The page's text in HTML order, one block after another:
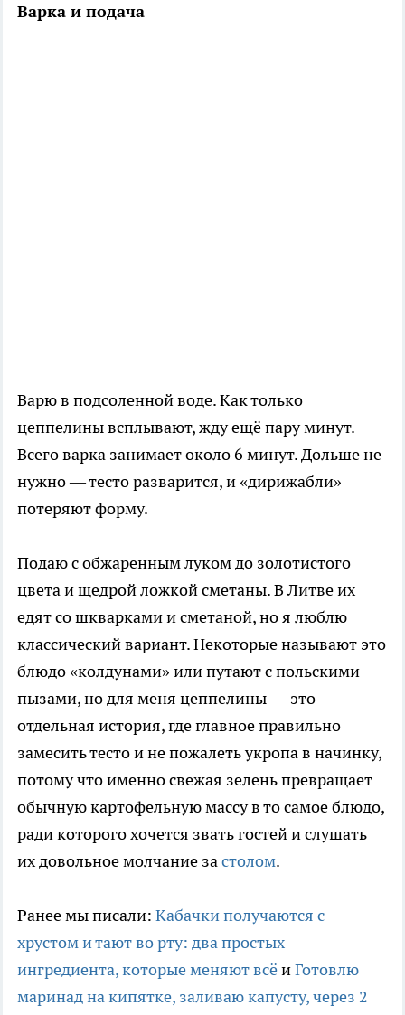
Варка и подача
Варю в подсоленной воде. Как только
цеппелины всплывают, жду ещё пару минут.
Всего варка занимает около 6 минут. Дольше не
нужно — тесто разварится, и «дирижабли»
потеряют форму.
Подаю с обжаренным луком до золотистого
цвета и щедрой ложкой сметаны. В Литве их
едят со шкварками и сметаной, но я люблю
классический вариант. Некоторые называют это
блюдо «колдунами» или путают с польскими
пызами, но для меня цеппелины — это
отдельная история, где главное правильно
замесить тесто и не пожалеть укропа в начинку,
потому что именно свежая зелень превращает
обычную картофельную массу в то самое блюдо,
ради которого хочется звать гостей и слушать
их довольное молчание застолом.
Ранее мы писали: Кабачки получаются с
хрустом и тают во рту: два простых
ингредиента, которые меняют всёиГотовлю
маринад на кипятке, заливаю капусту, через 2